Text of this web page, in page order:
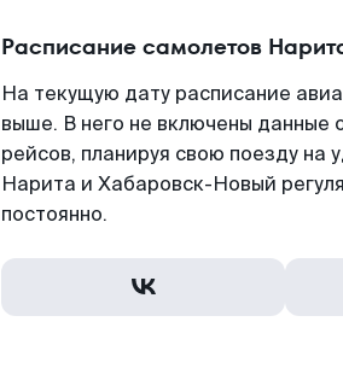
Расписание самолетов
На текущую дату расписание
выше. В него не включены данные
рейсов, планируя свою поезду
Нарита и Хабаровск-Новый
постоянно.